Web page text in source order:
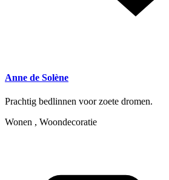
Anne de Solène
Prachtig bedlinnen voor zoete dromen.
Wonen , Woondecoratie